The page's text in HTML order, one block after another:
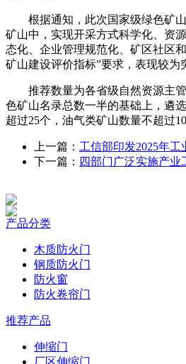
根据通知，此次国家级绿色矿山
矿山中，实现开采方式科学化、资
态化、企业管理规范化、矿区社区
矿山建设评价指标”要求，表现较为
推荐数量为各省级自然资源主管
色矿山名录总数一半的基础上，遴
超过25个，油气类矿山数量不超过10
上一篇： 工信部印发2025年
下一篇： 四部门广泛实施产业
产品分类
木质防火门
钢质防火门
防火窗
防火卷帘门
推荐产品
伸缩门
厂区伸缩门